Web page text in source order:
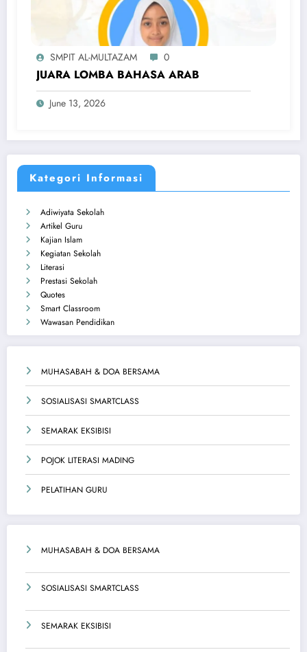
Kategori Informasi
Adiwiyata Sekolah
Artikel Guru
Kajian Islam
Kegiatan Sekolah
Literasi
Prestasi Sekolah
Quotes
Smart Classroom
Wawasan Pendidikan
SMPIT AL-MULTAZAM 0
JUARA LOMBA BAHASA ARAB
June 13, 2026
MUHASABAH & DOA BERSAMA
SOSIALISASI SMARTCLASS
SEMARAK EKSIBISI
POJOK LITERASI MADING
PELATIHAN GURU
MUHASABAH & DOA BERSAMA
SOSIALISASI SMARTCLASS
SEMARAK EKSIBISI